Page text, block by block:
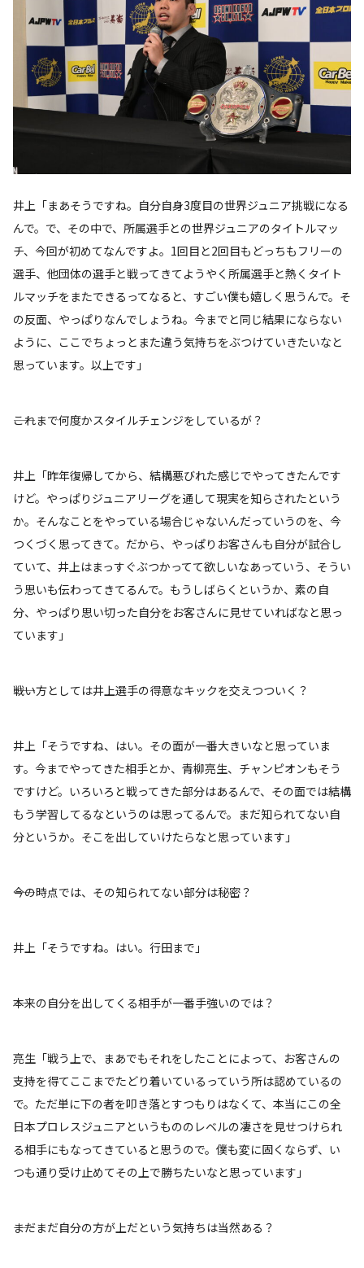
井上「まあそうですね。自分自身3度目の世界ジュニア挑戦になる
んで。で、その中で、所属選手との世界ジュニアのタイトルマッ
チ、今回が初めてなんですよ。1回目と2回目もどっちもフリーの
選手、他団体の選手と戦ってきてようやく所属選手と熱くタイト
ルマッチをまたできるってなると、すごい僕も嬉しく思うんで。そ
の反面、やっぱりなんでしょうね。今までと同じ結果にならない
ように、ここでちょっとまた違う気持ちをぶつけていきたいなと
思っています。以上です」
――これまで何度かスタイルチェンジをしているが？
井上「昨年復帰してから、結構悪びれた感じでやってきたんです
けど。やっぱりジュニアリーグを通して現実を知らされたという
か。そんなことをやっている場合じゃないんだっていうのを、今
つくづく思ってきて。だから、やっぱりお客さんも自分が試合し
ていて、井上はまっすぐぶつかってて欲しいなあっていう、そうい
う思いも伝わってきてるんで。もうしばらくというか、素の自
分、やっぱり思い切った自分をお客さんに見せていればなと思っ
ています」
――戦い方としては井上選手の得意なキックを交えつついく？
井上「そうですね、はい。その面が一番大きいなと思っていま
す。今までやってきた相手とか、青柳亮生、チャンピオンもそう
ですけど。いろいろと戦ってきた部分はあるんで、その面では結構
もう学習してるなというのは思ってるんで。まだ知られてない自
分というか。そこを出していけたらなと思っています」
――今の時点では、その知られてない部分は秘密？
井上「そうですね。はい。行田まで」
――本来の自分を出してくる相手が一番手強いのでは？
亮生「戦う上で、まあでもそれをしたことによって、お客さんの
支持を得てここまでたどり着いているっていう所は認めているの
で。ただ単に下の者を叩き落とすつもりはなくて、本当にこの全
日本プロレスジュニアというもののレベルの凄さを見せつけられ
る相手にもなってきていると思うので。僕も変に固くならず、い
つも通り受け止めてその上で勝ちたいなと思っています」
――まだまだ自分の方が上だという気持ちは当然ある？